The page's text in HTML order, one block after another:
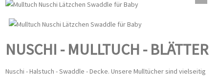
NUSCHI - MULLTUCH - BLÄTTER
Nuschi - Halstuch - Swaddle - Decke. Unsere Mulltücher sind vielseitig